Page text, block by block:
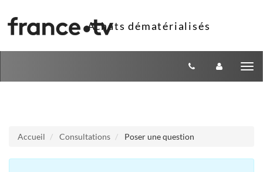
Accueil Consultations Poser une question